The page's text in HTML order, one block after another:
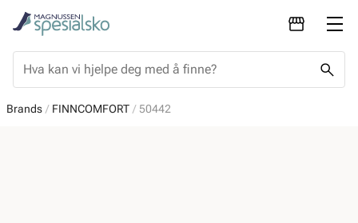
Brands FINNCOMFORT 50442